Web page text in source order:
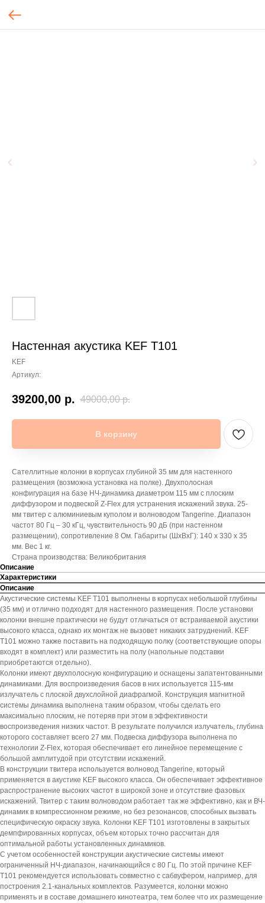
Настенная акустика KEF T101
KEF
Артикул:
39200,00 р. 49000,00 р.
В корзину
Сателлитные колонки в корпусах глубиной 35 мм для настенного
размещения (возможна установка на полке). Двухполосная
конфигурация на базе НЧ-динамика диаметром 115 мм с плоским
диффузором и подвеской Z-Flex для устранения искажений звука. 25-
мм твитер с алюминиевым куполом и волноводом Tangerine. Диапазон
частот 80 Гц – 30 кГц, чувствительность 90 дБ (при настенном
размещении), сопротивление 8 Ом. Габариты (ШхВхГ): 140 x 330 x 35
мм. Вес 1 кг.
Страна производства: Великобритания
Описание
Характеристики
Описание
Акустические системы KEF T101 выполнены в корпусах небольшой глубины
(35 мм) и отлично подходят для настенного размещения. После установки
колонки внешне практически не будут отличаться от встраиваемой акустики
высокого класса, однако их монтаж не вызовет никаких затруднений. KEF
T101 можно также поставить на подходящую полку (соответствующие опоры
входят в комплект) или разместить на полу (напольные подставки
приобретаются отдельно).
Колонки имеют двухполосную конфигурацию и оснащены запатентованными
динамиками. Для воспроизведения басов в них используется 115-мм
излучатель с плоской двухслойной диафрагмой. Конструкция магнитной
системы динамика выполнена таким образом, чтобы сделать его
максимально плоским, не потеряв при этом в эффективности
воспроизведения низких частот. В результате получился излучатель, глубина
которого составляет всего 27 мм. Подвеска диффузора выполнена по
технологии Z-Flex, которая обеспечивает его линейное перемещение с
большой амплитудой при отсутствии искажений.
В конструкции твитера используется волновод Tangerine, который
применяется в акустике KEF высокого класса. Он обеспечивает эффективное
распространение высоких частот в широкой зоне и отсутствие фазовых
искажений. Твитер с таким волноводом работает так же эффективно, как и ВЧ-
динамик в компрессионном режиме, но без резонансов, способных вызвать
специфическую окраску звука. Колонки KEF T101 изготовлены в закрытых
демпфированных корпусах, объем которых точно рассчитан для
оптимальной работы установленных динамиков.
С учетом особенностей конструкции акустические системы имеют
ограниченный НЧ-диапазон, начинающийся с 80 Гц. По этой причине KEF
T101 рекомендуется использовать совместно с сабвуфером, например, для
построения 2.1-канальных комплектов. Разумеется, колонки можно
применять и в составе домашнего кинотеатра, тем более что их размещение